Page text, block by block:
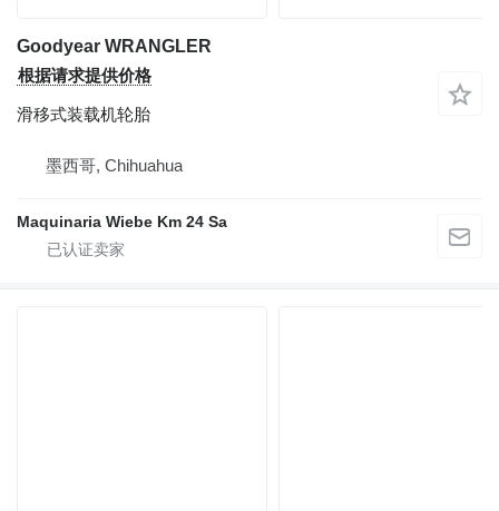
Goodyear WRANGLER
根据请求提供价格
滑移式装载机轮胎
墨西哥, Chihuahua
Maquinaria Wiebe Km 24 Sa